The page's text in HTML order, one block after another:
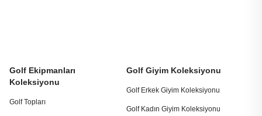
Golf Ekipmanları
Koleksiyonu
Golf Topları
Golf Giyim Koleksiyonu
Golf Erkek Giyim Koleksiyonu
Golf Kadın Giyim Koleksiyonu